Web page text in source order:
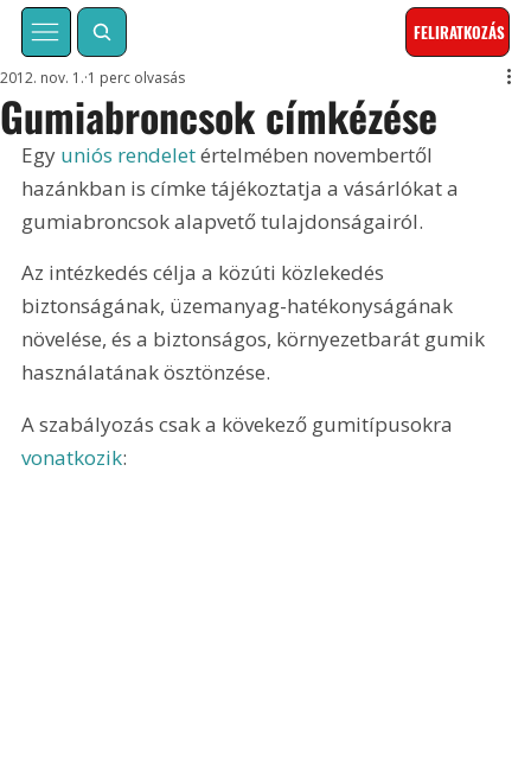
FELIRATKOZÁS
Gumiabroncsok címkézése
2012. nov. 1. 1 perc olvasás
Egy uniós rendelet értelmében novembertől
hazánkban is címke tájékoztatja a vásárlókat a
gumiabroncsok alapvető tulajdonságairól.
Az intézkedés célja a közúti közlekedés
biztonságának, üzemanyag-hatékonyságának
növelése, és a biztonságos, környezetbarát gumik
használatának ösztönzése.
A szabályozás csak a kövekező gumitípusokra
vonatkozik: